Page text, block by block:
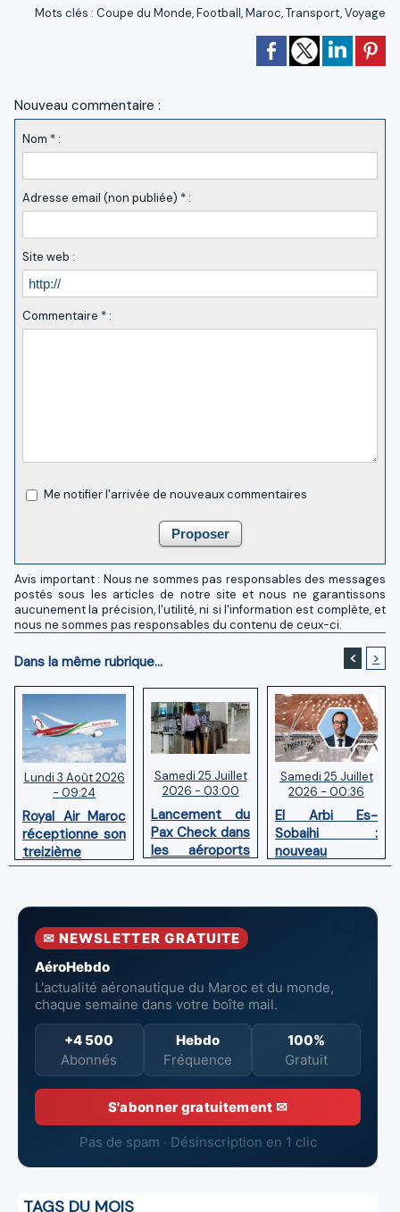
Mots clés : Coupe du Monde,Football,Maroc,Transport,Voyage
Nouveau commentaire :
Nom * :
Adresse email (non publiée) * :
Site web :
Commentaire * :
Me notifier l'arrivée de nouveaux commentaires
Avis important : Nous ne sommes pas responsables des messages
postés sous les articles de notre site et nous ne garantissons
aucunement la précision, l'utilité, ni si l'information est complète, et
nous ne sommes pas responsables du contenu de ceux-ci.
Dans la même rubrique... < >
Lundi 3 Août 2026
- 09:24
Royal Air Maroc
réceptionne son
treizième
Boeing 787
Samedi 25 Juillet
2026 - 03:00
Lancement du
Pax Check dans
les aéroports
du Maroc
Samedi 25 Juillet
2026 - 00:36
El Arbi Es-
Sobaihi :
nouveau
directeur à la
l’Aéroport
Mohammed V
✉ NEWSLETTER GRATUITE
AéroHebdo
L'actualité aéronautique du Maroc et du monde,
chaque semaine dans votre boîte mail.
+4 500
Abonnés
Hebdo
Fréquence
100%
Gratuit
S'abonner gratuitement ✉
Pas de spam · Désinscription en 1 clic
TAGS DU MOIS